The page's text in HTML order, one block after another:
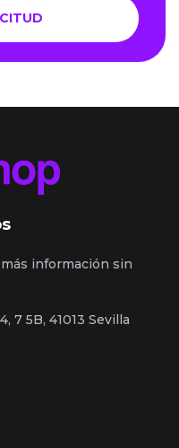
información sin
7 5B, 41013 Sevilla